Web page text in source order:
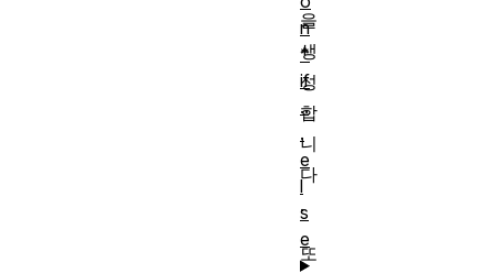
을
생
성
합
니
다
.
또
n
*
if
..
.
e
l
s
e